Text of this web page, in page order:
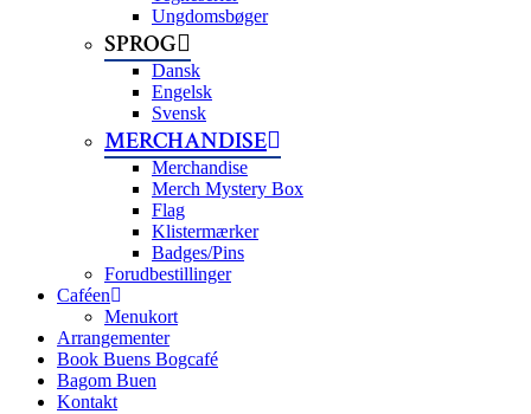
Ungdomsbøger
SPROG
Dansk
Engelsk
Svensk
MERCHANDISE
Merchandise
Merch Mystery Box
Flag
Klistermærker
Badges/Pins
Forudbestillinger
Caféen
Menukort
Arrangementer
Book Buens Bogcafé
Bagom Buen
Kontakt